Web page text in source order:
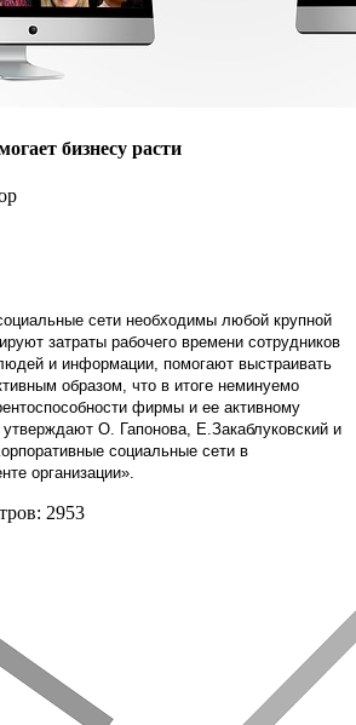
бизнесу расти
сети необходимы любой крупной
затраты рабочего времени сотрудников
и информации, помогают выстраивать
образом, что в итоге неминуемо
фирмы и ее активному
О. Гапонова, Е.Закаблуковский и
социальные сети в
организации».
2953